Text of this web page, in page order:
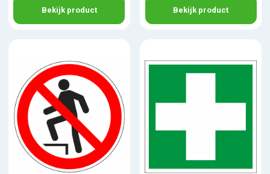
Bekijk product Bekijk product